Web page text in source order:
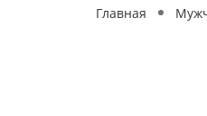
Главная